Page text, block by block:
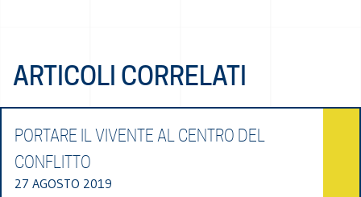
ARTICOLI CORRELATI
PORTARE IL VIVENTE AL CENTRO DEL
CONFLITTO
27 AGOSTO 2019